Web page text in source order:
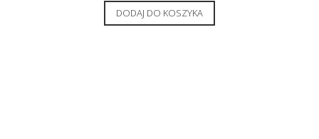
DODAJ DO KOSZYKA